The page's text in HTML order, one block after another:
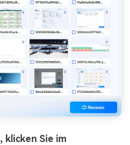
klicken Sie im